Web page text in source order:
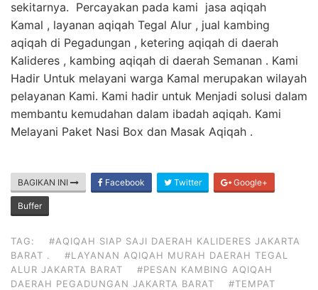
sekitarnya. Percayakan pada kami jasa aqiqah
Kamal , layanan aqiqah Tegal Alur , jual kambing
aqiqah di Pegadungan , ketering aqiqah di daerah
Kalideres , kambing aqiqah di daerah Semanan . Kami
Hadir Untuk melayani warga Kamal merupakan wilayah
pelayanan Kami. Kami hadir untuk Menjadi solusi dalam
membantu kemudahan dalam ibadah aqiqah. Kami
Melayani Paket Nasi Box dan Masak Aqiqah .
BAGIKAN INI Facebook Twitter Google+
Buffer
TAG:
#AQIQAH SIAP SAJI DAERAH KALIDERES JAKARTA
BARAT .
#LAYANAN AQIQAH MURAH DAERAH TEGAL
ALUR JAKARTA BARAT
#PESAN KAMBING AQIQAH
DAERAH PEGADUNGAN JAKARTA BARAT
#TEMPAT